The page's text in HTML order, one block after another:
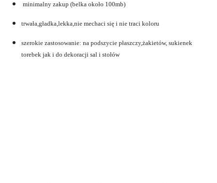
minimalny zakup (belka około 100mb)
trwała,gładka,lekka,nie mechaci się i nie traci koloru
szerokie zastosowanie: na podszycie płaszczy,żakietów, sukienek
torebek jak i do dekoracji sal i stołów